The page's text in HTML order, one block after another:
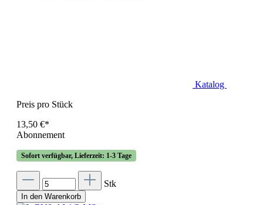
Katalog
Preis pro Stück
13,50 €*
Abonnement
Sofort verfügbar, Lieferzeit: 1-3 Tage
Stk
In den Warenkorb